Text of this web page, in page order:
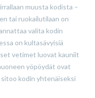
muusta kodista –
tai ruokailutilaan on
valita kodin
on kultasävyisiä
vetimet luovat kauniit
yöpöydät ovat
kodin yhtenäiseksi